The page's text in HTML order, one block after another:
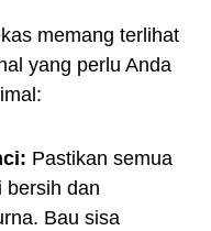
memang terlihat
yang perlu Anda
Pastikan semua
bersih dan
Bau sisa